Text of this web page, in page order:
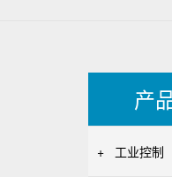
产
+ 工业控制